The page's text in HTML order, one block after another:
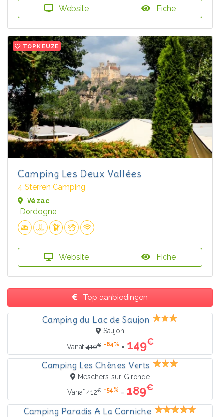
Website Fiche
TOPKEUZE
Camping Les Deux Vallées
4 Sterren Camping
Vézac
Dordogne
Website Fiche
Top aanbiedingen
Camping du Lac de Saujon
Saujon
Vanaf410€ -64% = 149€
Camping Les Chênes Verts
Meschers-sur-Gironde
Vanaf412€ -54% = 189€
Camping Paradis A La Corniche